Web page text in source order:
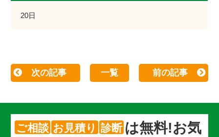
20日
次の記事 一覧 前の記事
ご相談 お見積り 診断 は無料!お気